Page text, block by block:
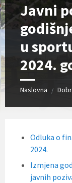
Javni
u
2024.
Naslovna /
Odluka o
2024.
Izmjena
javnih